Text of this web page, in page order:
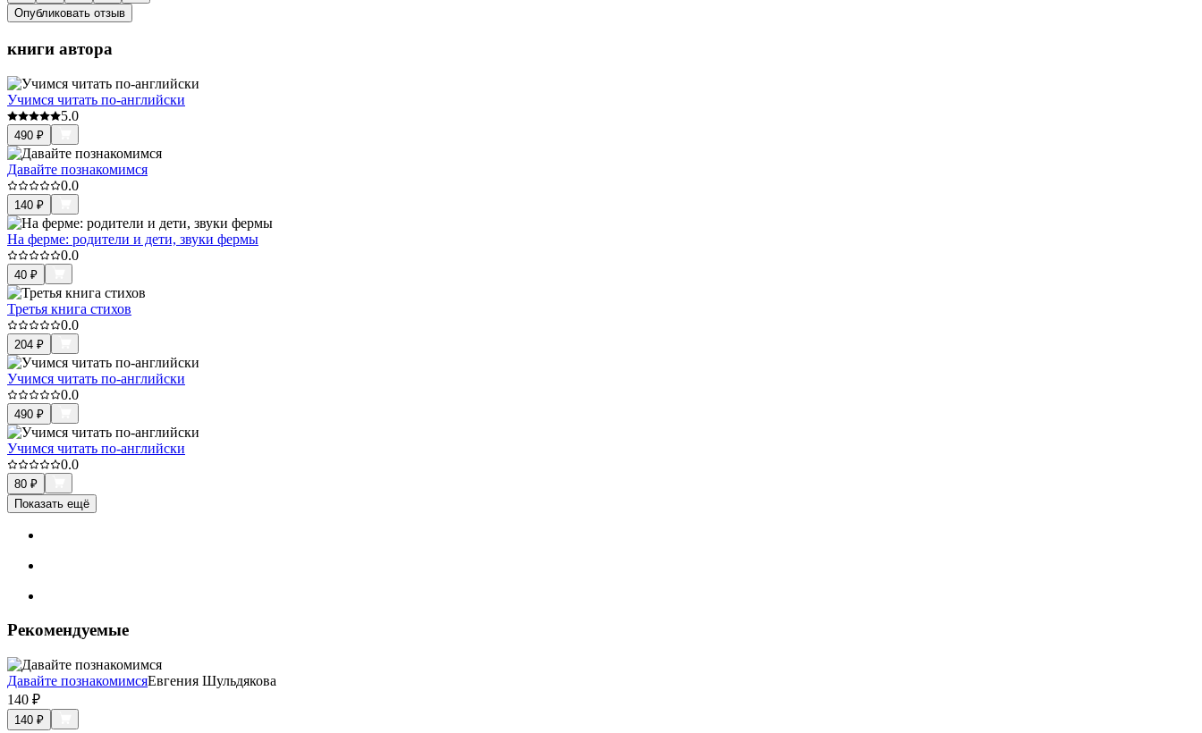
Опубликовать отзыв
книги автора
Учимся читать по-английски
5.0
490 ₽
Давайте познакомимся
0.0
140 ₽
На ферме: родители и дети, звуки фермы
0.0
40 ₽
Третья книга стихов
0.0
204 ₽
Учимся читать по-английски
0.0
490 ₽
Учимся читать по-английски
0.0
80 ₽
Показать ещё
Рекомендуемые
Давайте познакомимсяЕвгения Шульдякова
140 ₽
140 ₽